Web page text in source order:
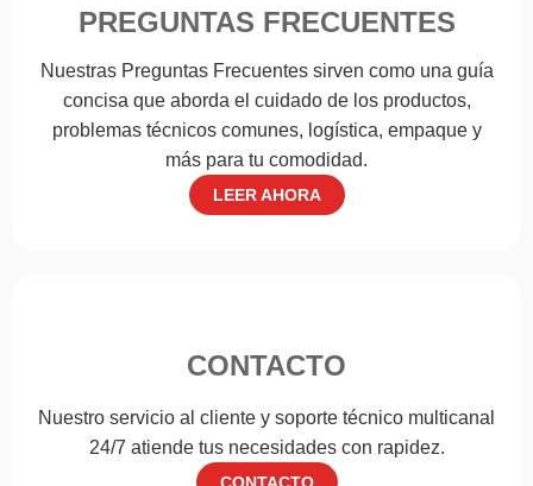
PREGUNTAS FRECUENTES
Nuestras Preguntas Frecuentes sirven como una guía
concisa que aborda el cuidado de los productos,
problemas técnicos comunes, logística, empaque y
más para tu comodidad.
LEER AHORA
CONTACTO
Nuestro servicio al cliente y soporte técnico multicanal
24/7 atiende tus necesidades con rapidez.